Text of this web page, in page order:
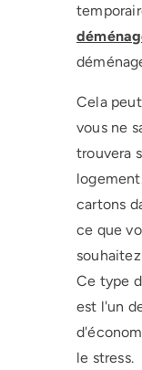
Cela
vous ne
trouvera
cartons
ce que
Ce type
est l'un
le stress.